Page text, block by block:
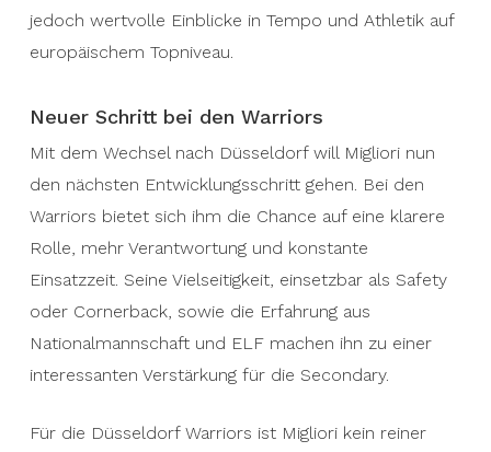
jedoch wertvolle Einblicke in Tempo und Athletik auf
europäischem Topniveau.
Neuer Schritt bei den Warriors
Mit dem Wechsel nach Düsseldorf will Migliori nun
den nächsten Entwicklungsschritt gehen. Bei den
Warriors bietet sich ihm die Chance auf eine klarere
Rolle, mehr Verantwortung und konstante
Einsatzzeit. Seine Vielseitigkeit, einsetzbar als Safety
oder Cornerback, sowie die Erfahrung aus
Nationalmannschaft und ELF machen ihn zu einer
interessanten Verstärkung für die Secondary.
Für die Düsseldorf Warriors ist Migliori kein reiner